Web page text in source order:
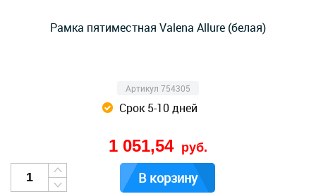
Рамка пятиместная Valena Allure (белая)
Артикул 754305
Срок 5-10 дней
1 051,54 руб.
В корзину